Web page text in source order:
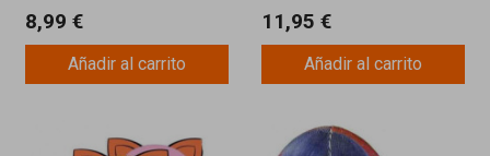
8,99 €
Añadir al carrito
11,95 €
Añadir al carrito